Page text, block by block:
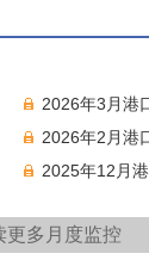
2026年3月港
2026年2月港
2025年12月
更多 月度监控